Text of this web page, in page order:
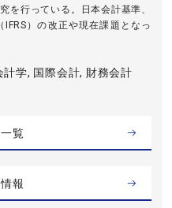
を行っている。日本会計基準、
）の改正や現在課題となっ
計学, 国際会計, 財務会計
覧
報